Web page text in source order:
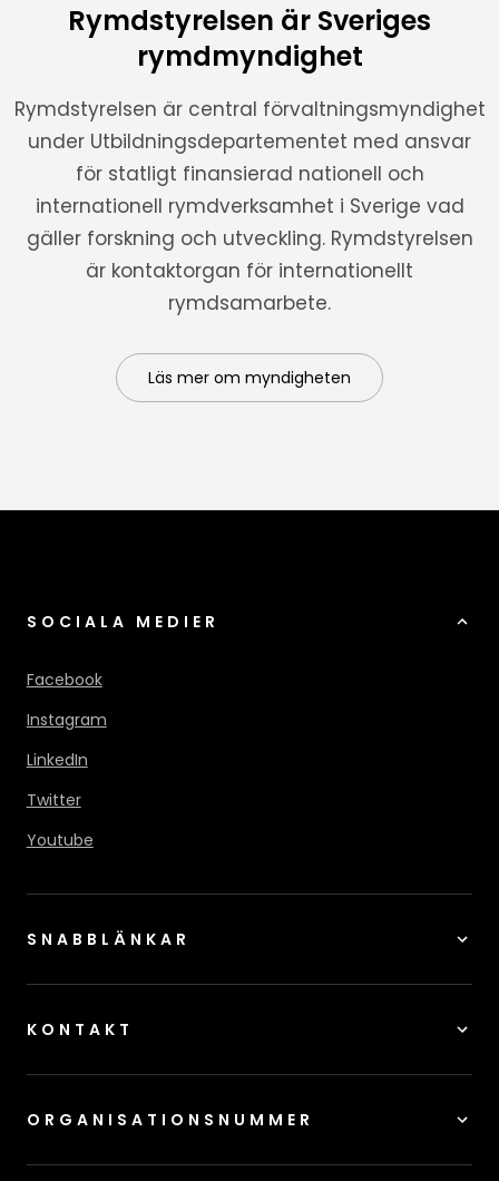
Rymdstyrelsen är Sveriges
rymdmyndighet
Rymdstyrelsen är central förvaltningsmyndighet
under Utbildningsdepartementet med ansvar
för statligt finansierad nationell och
internationell rymdverksamhet i Sverige vad
gäller forskning och utveckling. Rymdstyrelsen
är kontaktorgan för internationellt
rymdsamarbete.
Läs mer om myndigheten
SOCIALA MEDIER
Facebook
Instagram
LinkedIn
Twitter
Youtube
SNABBLÄNKAR
KONTAKT
ORGANISATIONSNUMMER